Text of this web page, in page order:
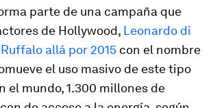
parte de una campaña que
de Hollywood, Leonardo di
allá por 2015 con el nombre
el uso masivo de este tipo
el mundo, 1.300 millones de